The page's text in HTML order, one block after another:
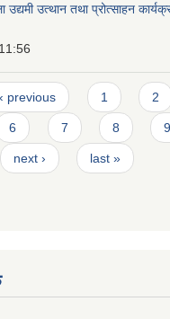
उद्यमी उत्थान तथा प्रोत्साहन
‹ previous 1 2
6 7 8 9
next › last »